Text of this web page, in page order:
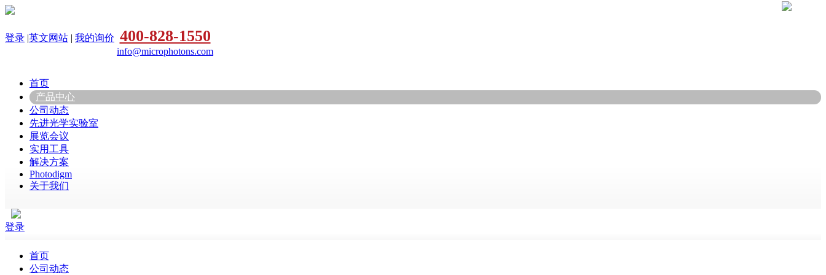
登录 |英文网站 | 我的询价 400-828-1550
info@microphotons.com
首页
产品中心
公司动态
先进光学实验室
展览会议
实用工具
解决方案
Photodigm
关于我们
登录
首页
公司动态